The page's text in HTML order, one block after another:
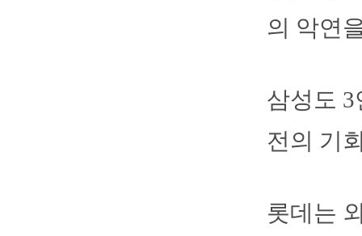
의 악연
삼성도
전의 기
롯데는